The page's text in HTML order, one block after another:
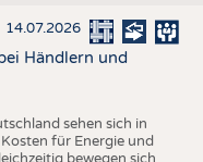
14.07.2026
Händlern und
sehen sich in
für Energie und